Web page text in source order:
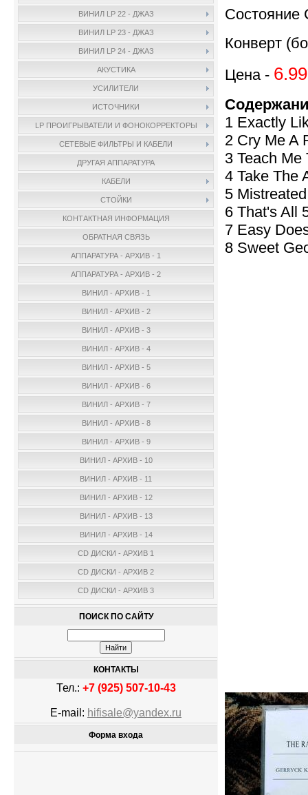
ВИНИЛ LP 22 - ДЖАЗ
ВИНИЛ LP 23 - ДЖАЗ
ВИНИЛ LP 24 - ДЖАЗ
АКУСТИКА
УСИЛИТЕЛИ
ИСТОЧНИКИ
LP ПРОИГРЫВАТЕЛИ И ФОНОКОРРЕКТОРЫ
СЕТЕВЫЕ ФИЛЬТРЫ И КАБЕЛИ
ДРУГАЯ АППАРАТУРА
КАБЕЛИ
СТОЙКИ
КОНТАКТНАЯ ИНФОРМАЦИЯ
ОБРАТНАЯ СВЯЗЬ
АППАРАТУРА - АРХИВ - 1
АППАРАТУРА - АРХИВ - 2
ВИНИЛ - АРХИВ - 1
ВИНИЛ - АРХИВ - 2
ВИНИЛ - АРХИВ - 3
ВИНИЛ - АРХИВ - 4
ВИНИЛ - АРХИВ - 5
ВИНИЛ - АРХИВ - 6
ВИНИЛ - АРХИВ - 7
ВИНИЛ - АРХИВ - 8
ВИНИЛ - АРХИВ - 9
ВИНИЛ - АРХИВ - 10
ВИНИЛ - АРХИВ - 11
ВИНИЛ - АРХИВ - 12
ВИНИЛ - АРХИВ - 13
ВИНИЛ - АРХИВ - 14
CD ДИСКИ - АРХИВ 1
CD ДИСКИ - АРХИВ 2
CD ДИСКИ - АРХИВ 3
ПОИСК ПО САЙТУ
КОНТАКТЫ
Тел.: +7 (925) 507-10-43
E-mail: hifisale@yandex.ru
Форма входа
Состояние
Конверт
Цена -
1 Exactly
2 Cry Me A
3 Teach Me
4 Take The
5
6 That's All
7 Easy
8 Sweet